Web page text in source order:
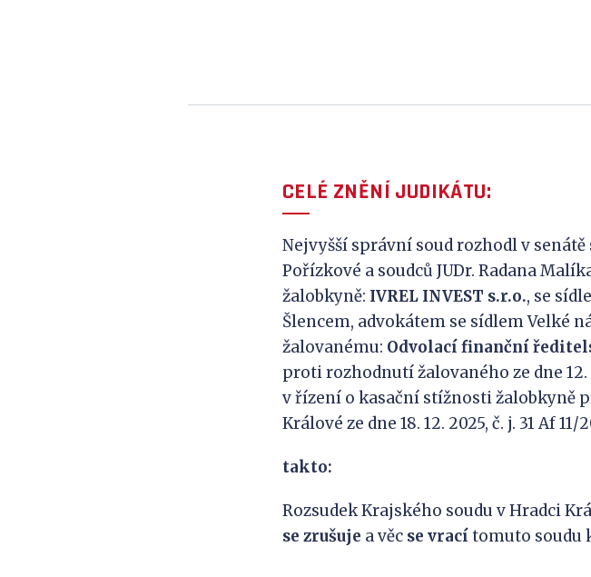
CELÉ ZNĚNÍ JUDIKÁTU:
Nejvyšší správní soud rozhodl v senátě
Pořízkové a soudců JUDr. Radana
žalobkyně: IVREL INVEST s.r.o., se
Šlencem, advokátem se sídlem Velké
žalovanému: Odvolací finanční
proti rozhodnutí žalovaného ze dne 12. 6.
v řízení o kasační stížnosti žalobkyně
Králové ze dne 18. 12. 2025, č. j. 31 Af 11/
takto:
Rozsudek Krajského soudu v Hradci
se zrušuje a věc se vracítomuto soudu